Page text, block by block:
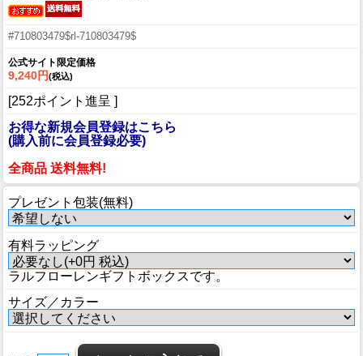
#710803479$rl-710803479$
公式サイト限定価格
9,240円(税込)
[252ポイント進呈 ]
お得な新規会員登録はこちら
(購入前に会員登録必要)
全商品 送料無料!
プレゼント包装(無料)
有料ラッピング
ラルフローレンギフトボックスです。
サイズ／カラー